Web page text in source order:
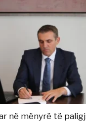
në mënyrë të